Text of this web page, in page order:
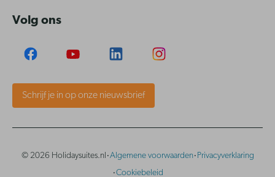
Volg ons
Schrijf je in op onze nieuwsbrief
© 2026 Holidaysuites.nl ·Algemene voorwaarden· Privacyverklaring
·Cookiebeleid